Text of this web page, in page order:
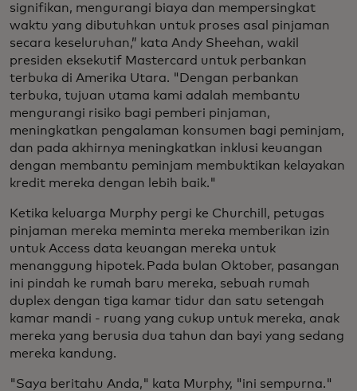
signifikan, mengurangi biaya dan mempersingkat
waktu yang dibutuhkan untuk proses asal pinjaman
secara keseluruhan,” kata Andy Sheehan, wakil
presiden eksekutif Mastercard untuk perbankan
terbuka di Amerika Utara. "Dengan perbankan
terbuka, tujuan utama kami adalah membantu
mengurangi risiko bagi pemberi pinjaman,
meningkatkan pengalaman konsumen bagi peminjam,
dan pada akhirnya meningkatkan inklusi keuangan
dengan membantu peminjam membuktikan kelayakan
kredit mereka dengan lebih baik."
Ketika keluarga Murphy pergi ke Churchill, petugas
pinjaman mereka meminta mereka memberikan izin
untuk Access data keuangan mereka untuk
menanggung hipotek. Pada bulan Oktober, pasangan
ini pindah ke rumah baru mereka, sebuah rumah
duplex dengan tiga kamar tidur dan satu setengah
kamar mandi - ruang yang cukup untuk mereka, anak
mereka yang berusia dua tahun dan bayi yang sedang
mereka kandung.
"Saya beritahu Anda," kata Murphy, "ini sempurna."